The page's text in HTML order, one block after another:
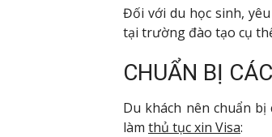
Đối với du học sinh,
tại trường đào tạo cụ
CHUẨN BỊ
Du khách nên chuẩn
làm thủ tục xin Visa: